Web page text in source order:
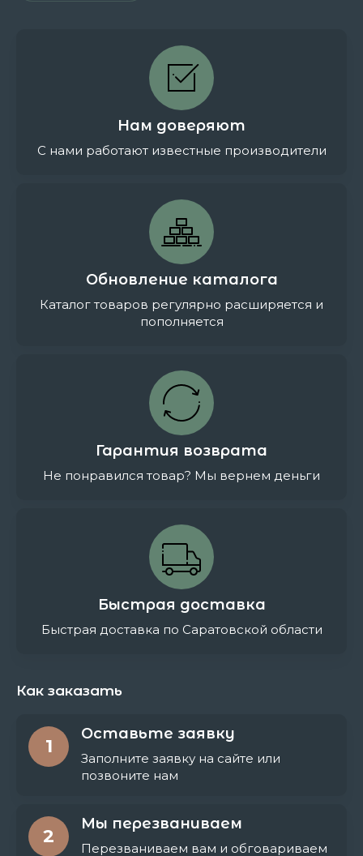
Нам доверяют
С нами работают известные производители
Обновление каталога
Каталог товаров регулярно расширяется и
пополняется
Гарантия возврата
Не понравился товар? Мы вернем деньги
Быстрая доставка
Быстрая доставка по Саратовской области
Как заказать
1
Оставьте заявку
Заполните заявку на сайте или
позвоните нам
2
Мы перезваниваем
Перезваниваем вам и обговариваем